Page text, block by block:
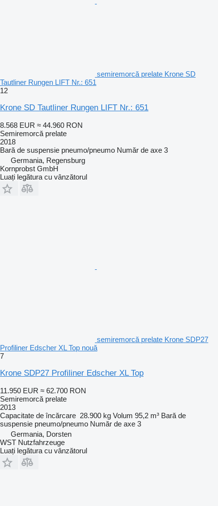
semiremorcă prelate Krone SD
Tautliner Rungen LIFT Nr.: 651
12
Krone SD Tautliner Rungen LIFT Nr.: 651
8.568 EUR ≈ 44.960 RON
Semiremorcă prelate
2018
Bară de suspensie pneumo/pneumo Număr de axe 3
Germania, Regensburg
Kornprobst GmbH
Luați legătura cu vânzătorul
semiremorcă prelate Krone SDP27
Profiliner Edscher XL Top nouă
7
Krone SDP27 Profiliner Edscher XL Top
11.950 EUR ≈ 62.700 RON
Semiremorcă prelate
2013
Capacitate de încărcare 28.900 kg Volum 95,2 m³ Bară de
suspensie pneumo/pneumo Număr de axe 3
Germania, Dorsten
WST Nutzfahrzeuge
Luați legătura cu vânzătorul